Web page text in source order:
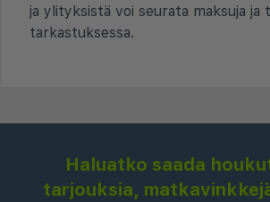
ja ylityksistä voi seurata maksuja ja
tarkastuksessa.
Haluatko saada
tarjouksia,